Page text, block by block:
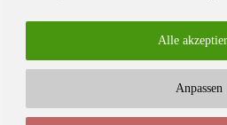
Anpassen
Alle
© Stuttgarter Schriftstellerhaus